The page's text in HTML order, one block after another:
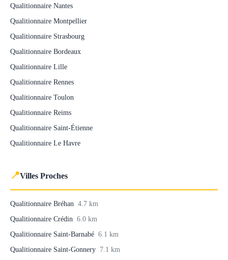
Qualitionnaire Nantes
Qualitionnaire Montpellier
Qualitionnaire Strasbourg
Qualitionnaire Bordeaux
Qualitionnaire Lille
Qualitionnaire Rennes
Qualitionnaire Toulon
Qualitionnaire Reims
Qualitionnaire Saint-Étienne
Qualitionnaire Le Havre
📍Villes Proches
Qualitionnaire Bréhan 4.7 km
Qualitionnaire Crédin 6.0 km
Qualitionnaire Saint-Barnabé 6.1 km
Qualitionnaire Saint-Gonnery 7.1 km